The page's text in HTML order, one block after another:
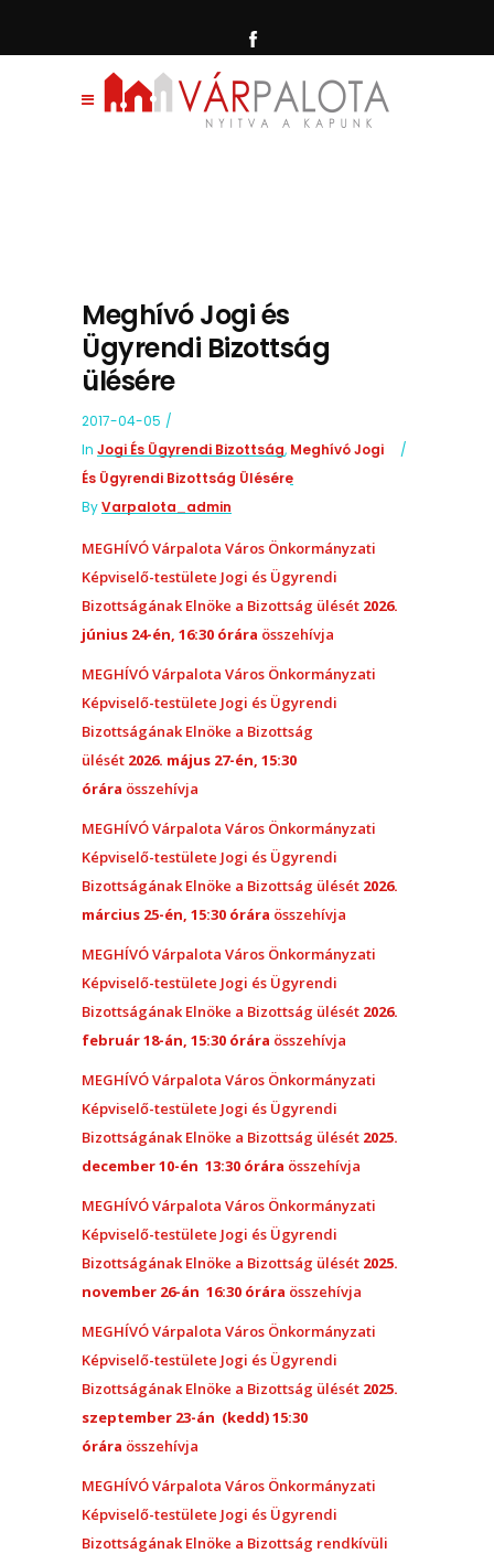
Meghívó Jogi és
Ügyrendi Bizottság
ülésére
2017-04-05
In Jogi És Ügyrendi Bizottság, Meghívó Jogi
És Ügyrendi Bizottság Ülésére
ByVarpalota_admin
MEGHÍVÓ Várpalota Város Önkormányzati
Képviselő-testülete Jogi és Ügyrendi
Bizottságának Elnöke a Bizottság ülését 2026.
június 24-én, 16:30 órára összehívja
MEGHÍVÓ Várpalota Város Önkormányzati
Képviselő-testülete Jogi és Ügyrendi
Bizottságának Elnöke a Bizottság
ülését 2026. május 27-én, 15:30
órára összehívja
MEGHÍVÓ Várpalota Város Önkormányzati
Képviselő-testülete Jogi és Ügyrendi
Bizottságának Elnöke a Bizottság ülését 2026.
március 25-én, 15:30 órára összehívja
MEGHÍVÓ Várpalota Város Önkormányzati
Képviselő-testülete Jogi és Ügyrendi
Bizottságának Elnöke a Bizottság ülését 2026.
február 18-án, 15:30 órára összehívja
MEGHÍVÓ Várpalota Város Önkormányzati
Képviselő-testülete Jogi és Ügyrendi
Bizottságának Elnöke a Bizottság ülését 2025.
december 10-én 13:30 órára összehívja
MEGHÍVÓ Várpalota Város Önkormányzati
Képviselő-testülete Jogi és Ügyrendi
Bizottságának Elnöke a Bizottság ülését 2025.
november 26-án 16:30 órára összehívja
MEGHÍVÓ Várpalota Város Önkormányzati
Képviselő-testülete Jogi és Ügyrendi
Bizottságának Elnöke a Bizottság ülését 2025.
szeptember 23-án (kedd) 15:30
órára összehívja
MEGHÍVÓ Várpalota Város Önkormányzati
Képviselő-testülete Jogi és Ügyrendi
Bizottságának Elnöke a Bizottság rendkívüli